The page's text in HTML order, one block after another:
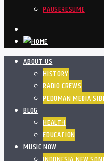
PAUSERESUME
ABOUT US
HISTORY
RADIO CREWS
PEDOMAN MEDIA
BLOG
HEALTH
EDUCATION
MUSIC NOW